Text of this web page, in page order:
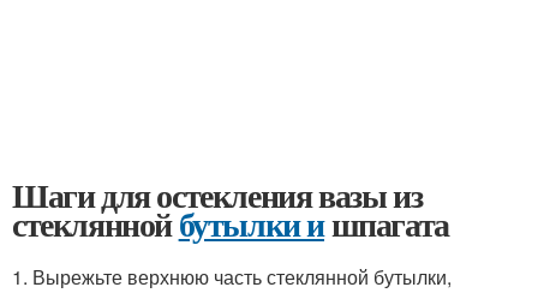
Шаги для остекления вазы из
стекляннойбутылки ишпагата
1. Вырежьте верхнюю часть стеклянной бутылки,